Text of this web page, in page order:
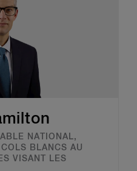
NATIONAL,
BLANCS AU
VISANT LES